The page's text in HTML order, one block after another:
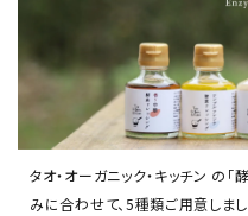
タオ・オーガニック・キッチン の
みに合わせて、5種類ご用意しま